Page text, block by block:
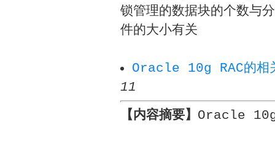
锁管理的数据块的个数与
件的大小有关
Oracle 10g RAC的相
11
【内容摘要】 Oracle 10g